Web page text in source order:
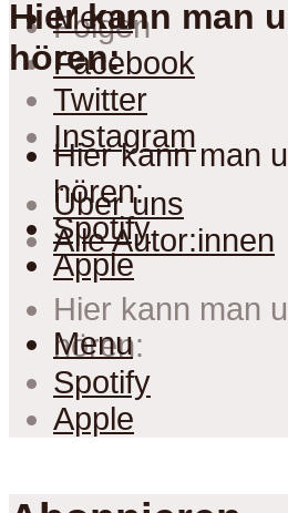
Menu
Hier kann man
hören:
Hier kann man
hören:
Spotify
Apple
Menu
Folgen
Facebook
Twitter
Instagram
Über uns
Alle Autor:innen
Hier kann man
hören:
Spotify
Apple